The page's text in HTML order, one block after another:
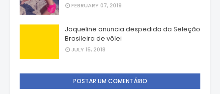
FEBRUARY 07, 2019
Jaqueline anuncia despedida da Seleção
Brasileira de vôlei
JULY 15, 2018
POSTAR UM COMENTÁRIO